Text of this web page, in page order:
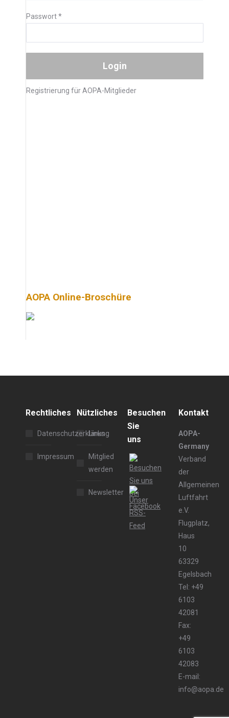
Passwort*
Registrierung für AOPA-Mitglieder
AOPA Online-Broschüre
Rechtliches
Datenschutzerklärung
Impressum
Nützliches
Links
Mitglied
werden
Newsletter
Besuchen
Sie
uns
Kontakt
AOPA-
Germany
Verband
der
Allgemeinen
Luftfahrt
e.V.
Flugplatz,
Haus
10
63329
Egelsbach
Tel: +49
6103
42081
Fax:
+49
6103
42083
E-mail:
info@aopa.de